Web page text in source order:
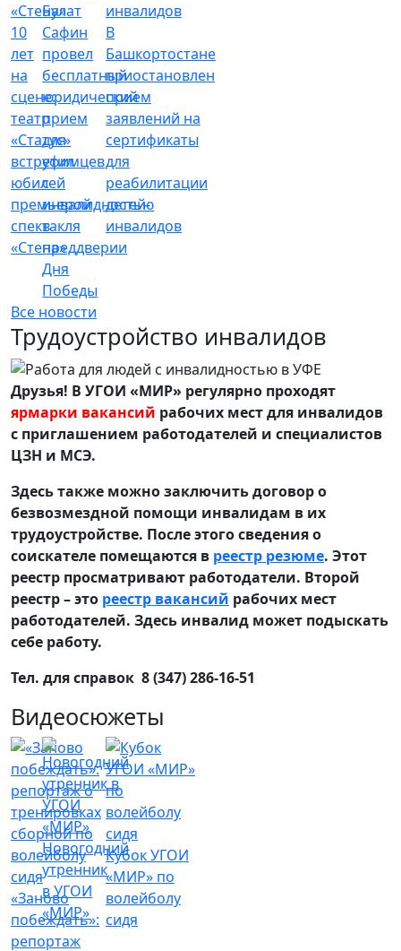
10
лет
на
сцене:
театр
«Статус»
встретил
юбилей
премьерой
спектакля
«Стена»
Булат
Сафин
провел
бесплатный
юридический
прием
для
уфимцев
с
инвалидностью
в
преддверии
Дня
Победы
В
Башкортостане
приостановлен
прием
заявлений на
сертификаты
для
реабилитации
детей-
инвалидов
Все новости
Трудоустройство инвалидов
Друзья! В УГОИ «МИР» регулярно проходят
ярмарки вакансий рабочих мест для инвалидов
с приглашением работодателей и специалистов
ЦЗН и МСЭ.
Здесь также можно заключить договор о
безвозмездной помощи инвалидам в их
трудоустройстве. После этого сведения о
соискателе помещаются в реестр резюме. Этот
реестр просматривают работодатели. Второй
реестр – это реестр вакансий рабочих мест
работодателей. Здесь инвалид может подыскать
себе работу.
Тел. для справок 8 (347) 286-16-51
Видеосюжеты
«Заново
побеждать»:
репортаж
Новогодний
утренник
в УГОИ
«МИР»
Кубок УГОИ
«МИР» по
волейболу
сидя